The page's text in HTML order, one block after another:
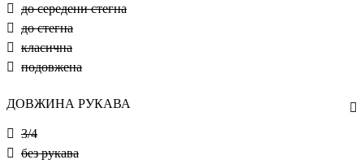
до середени стегна
до стегна
класична
подовжена
ДОВЖИНА РУКАВА
3/4
без рукава